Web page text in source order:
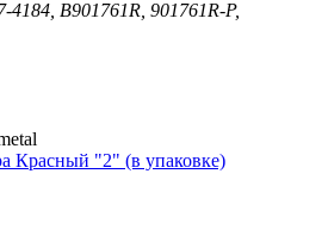
4184, B901761R, 901761R-P,
Красный "2" (в упаковке)